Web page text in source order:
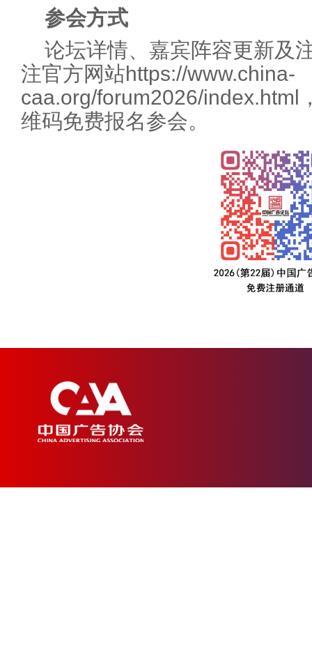
参会方式
论坛详情、嘉宾阵容更新及
注官方网站https://www.china-
caa.org/forum2026/index.html
维码免费报名参会。